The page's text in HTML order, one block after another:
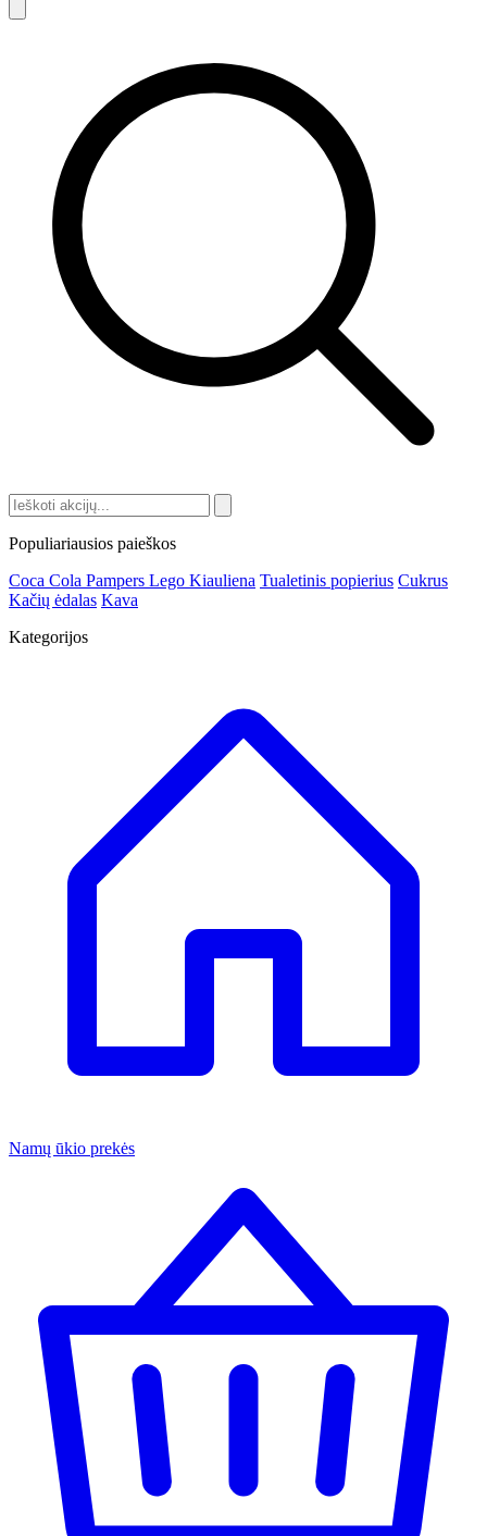
Populiariausios paieškos
Coca Cola Pampers Lego Kiauliena Tualetinis popierius Cukrus
Kačių ėdalas Kava
Kategorijos
Namų ūkio prekės